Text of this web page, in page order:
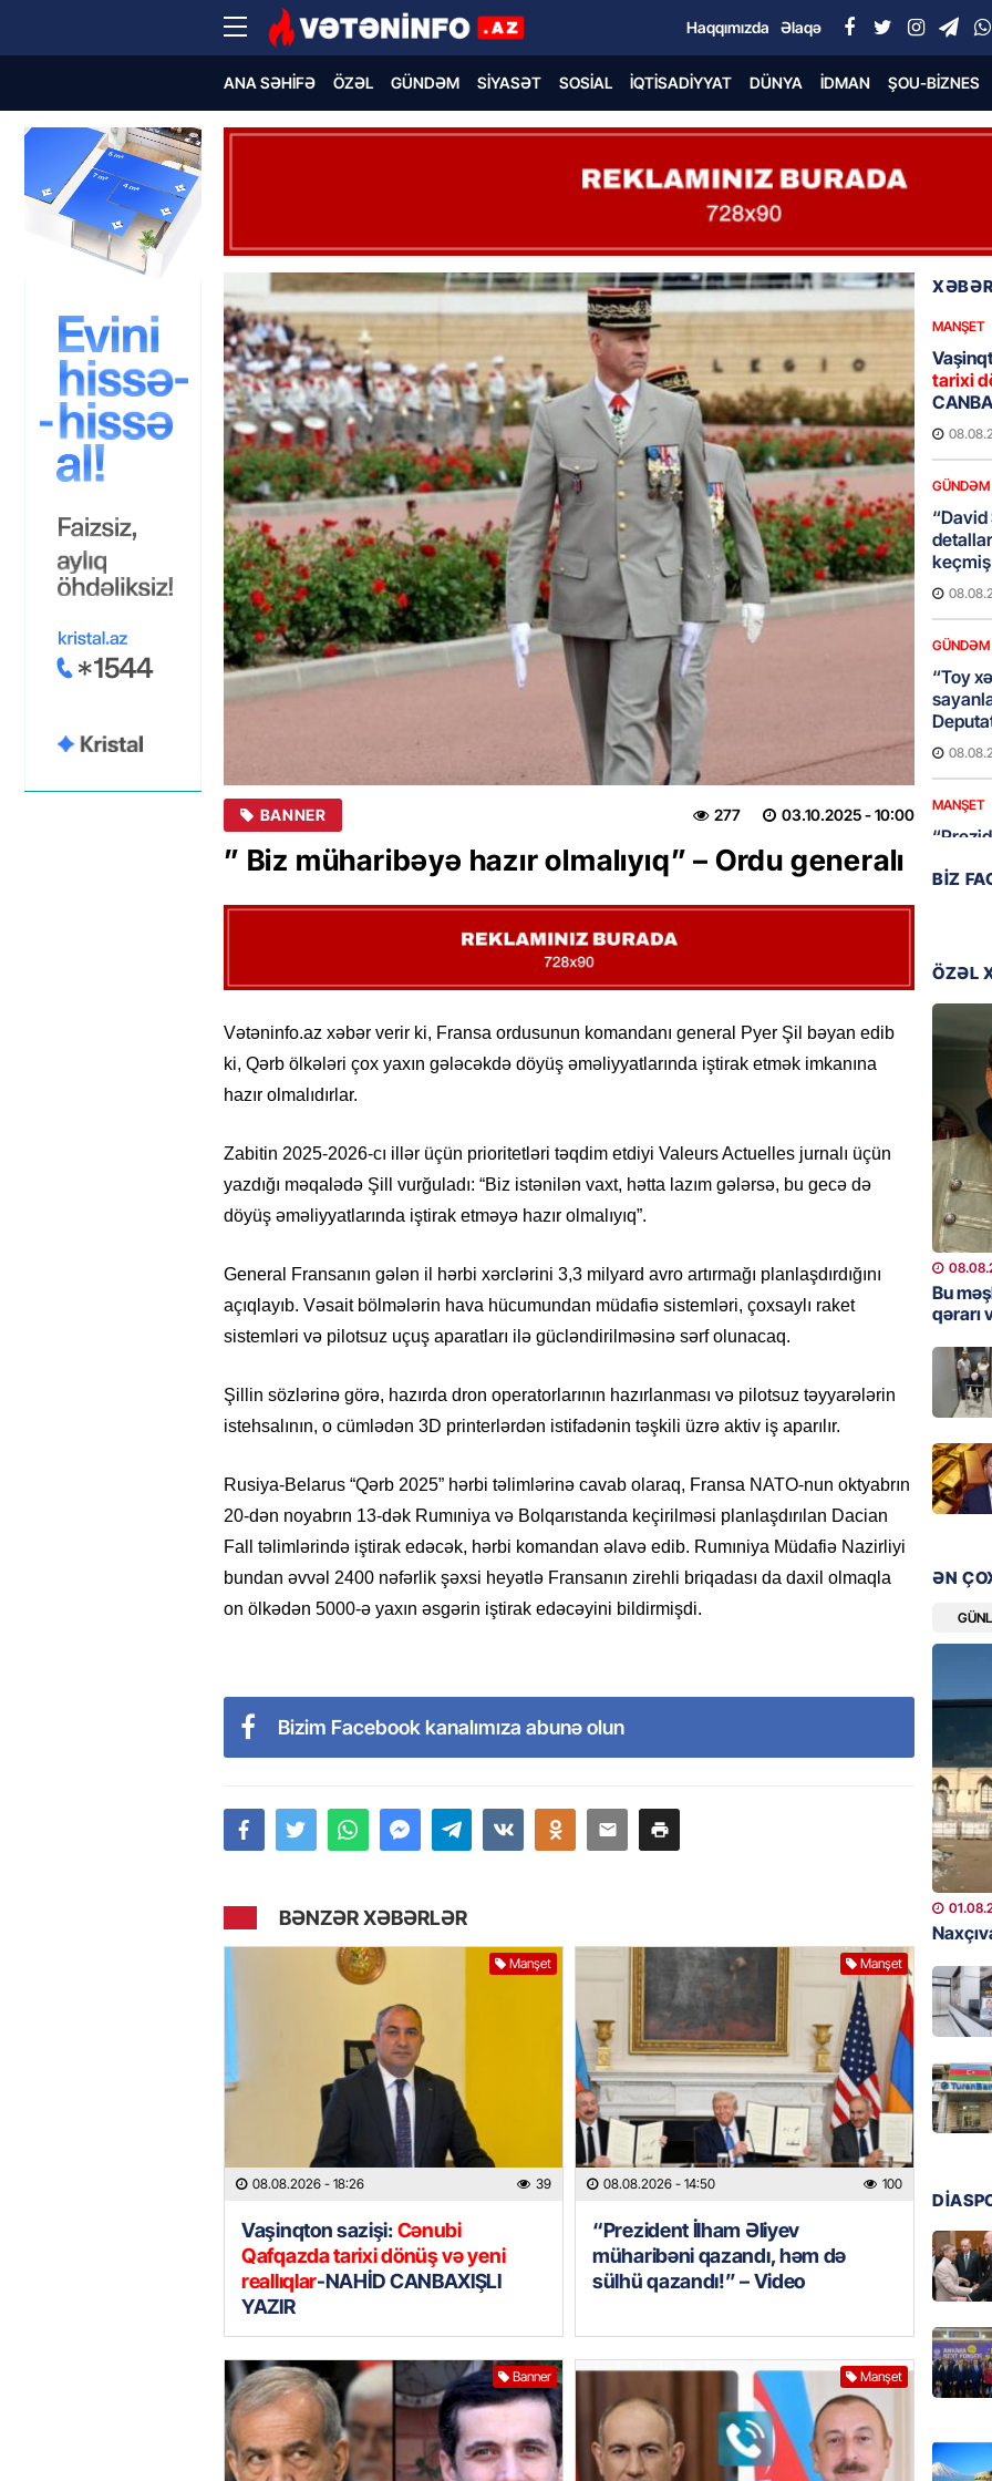
Haqqımızda Əlaqə
ANA SƏHIFƏ ÖZƏL GÜNDƏM SIYASƏT SOSIAL İQTISADIYYAT DÜNYA İDMAN ŞOU-BIZNES
BANNER 03.10.2025- 10:00
277
” Biz müharibəyə hazır olmalıyıq” – Ordu generalı
Vətəninfo.az xəbər verir ki, Fransa ordusunun komandanı general Pyer Şil bəyan edib
ki, Qərb ölkələri çox yaxın gələcəkdə döyüş əməliyyatlarında iştirak etmək imkanına
hazır olmalıdırlar.
Zabitin 2025-2026-cı illər üçün prioritetləri təqdim etdiyi Valeurs Actuelles jurnalı üçün
yazdığı məqalədə Şill vurğuladı: “Biz istənilən vaxt, hətta lazım gələrsə, bu gecə də
döyüş əməliyyatlarında iştirak etməyə hazır olmalıyıq”.
General Fransanın gələn il hərbi xərclərini 3,3 milyard avro artırmağı planlaşdırdığını
açıqlayıb. Vəsait bölmələrin hava hücumundan müdafiə sistemləri, çoxsaylı raket
sistemləri və pilotsuz uçuş aparatları ilə gücləndirilməsinə sərf olunacaq.
Şillin sözlərinə görə, hazırda dron operatorlarının hazırlanması və pilotsuz təyyarələrin
istehsalının, o cümlədən 3D printerlərdən istifadənin təşkili üzrə aktiv iş aparılır.
Rusiya-Belarus “Qərb 2025” hərbi təlimlərinə cavab olaraq, Fransa NATO-nun oktyabrın
20-dən noyabrın 13-dək Rumıniya və Bolqarıstanda keçirilməsi planlaşdırılan Dacian
Fall təlimlərində iştirak edəcək, hərbi komandan əlavə edib. Rumıniya Müdafiə Nazirliyi
bundan əvvəl 2400 nəfərlik şəxsi heyətlə Fransanın zirehli briqadası da daxil olmaqla
on ölkədən 5000-ə yaxın əsgərin iştirak edəcəyini bildirmişdi.
Bizim Facebook kanalımıza abunə olun
BƏNZƏR XƏBƏRLƏR
Manşet
08.08.2026 - 18:26 39
Vaşinqton sazişi:Cənubi
Qafqazda tarixi dönüş və yeni
reallıqlar-NAHİD CANBAXIŞLI
YAZIR
Manşet
08.08.2026 - 14:50 100
“Prezident İlham Əliyev
müharibəni qazandı, həm də
sülhü qazandı!” – Video
Banner Manşet
MANŞET
tarixi
GÜNDƏM
keçmiş
GÜNDƏM
“Toy
MANŞET
Video
BANNER
MANŞET
Nikol
ZƏNG
ÖLKƏ
GÜNDƏM
qədər
ŞOU-
GÜNDƏM
18 il
MANŞET
17
olundu
BANNER
Bu
GÜNDƏM
həkim
MANŞET
şikayət
işıq?
GÜNDƏM
Hərbi
BIZ
ÖZƏL
Bu
qərarı
ƏN